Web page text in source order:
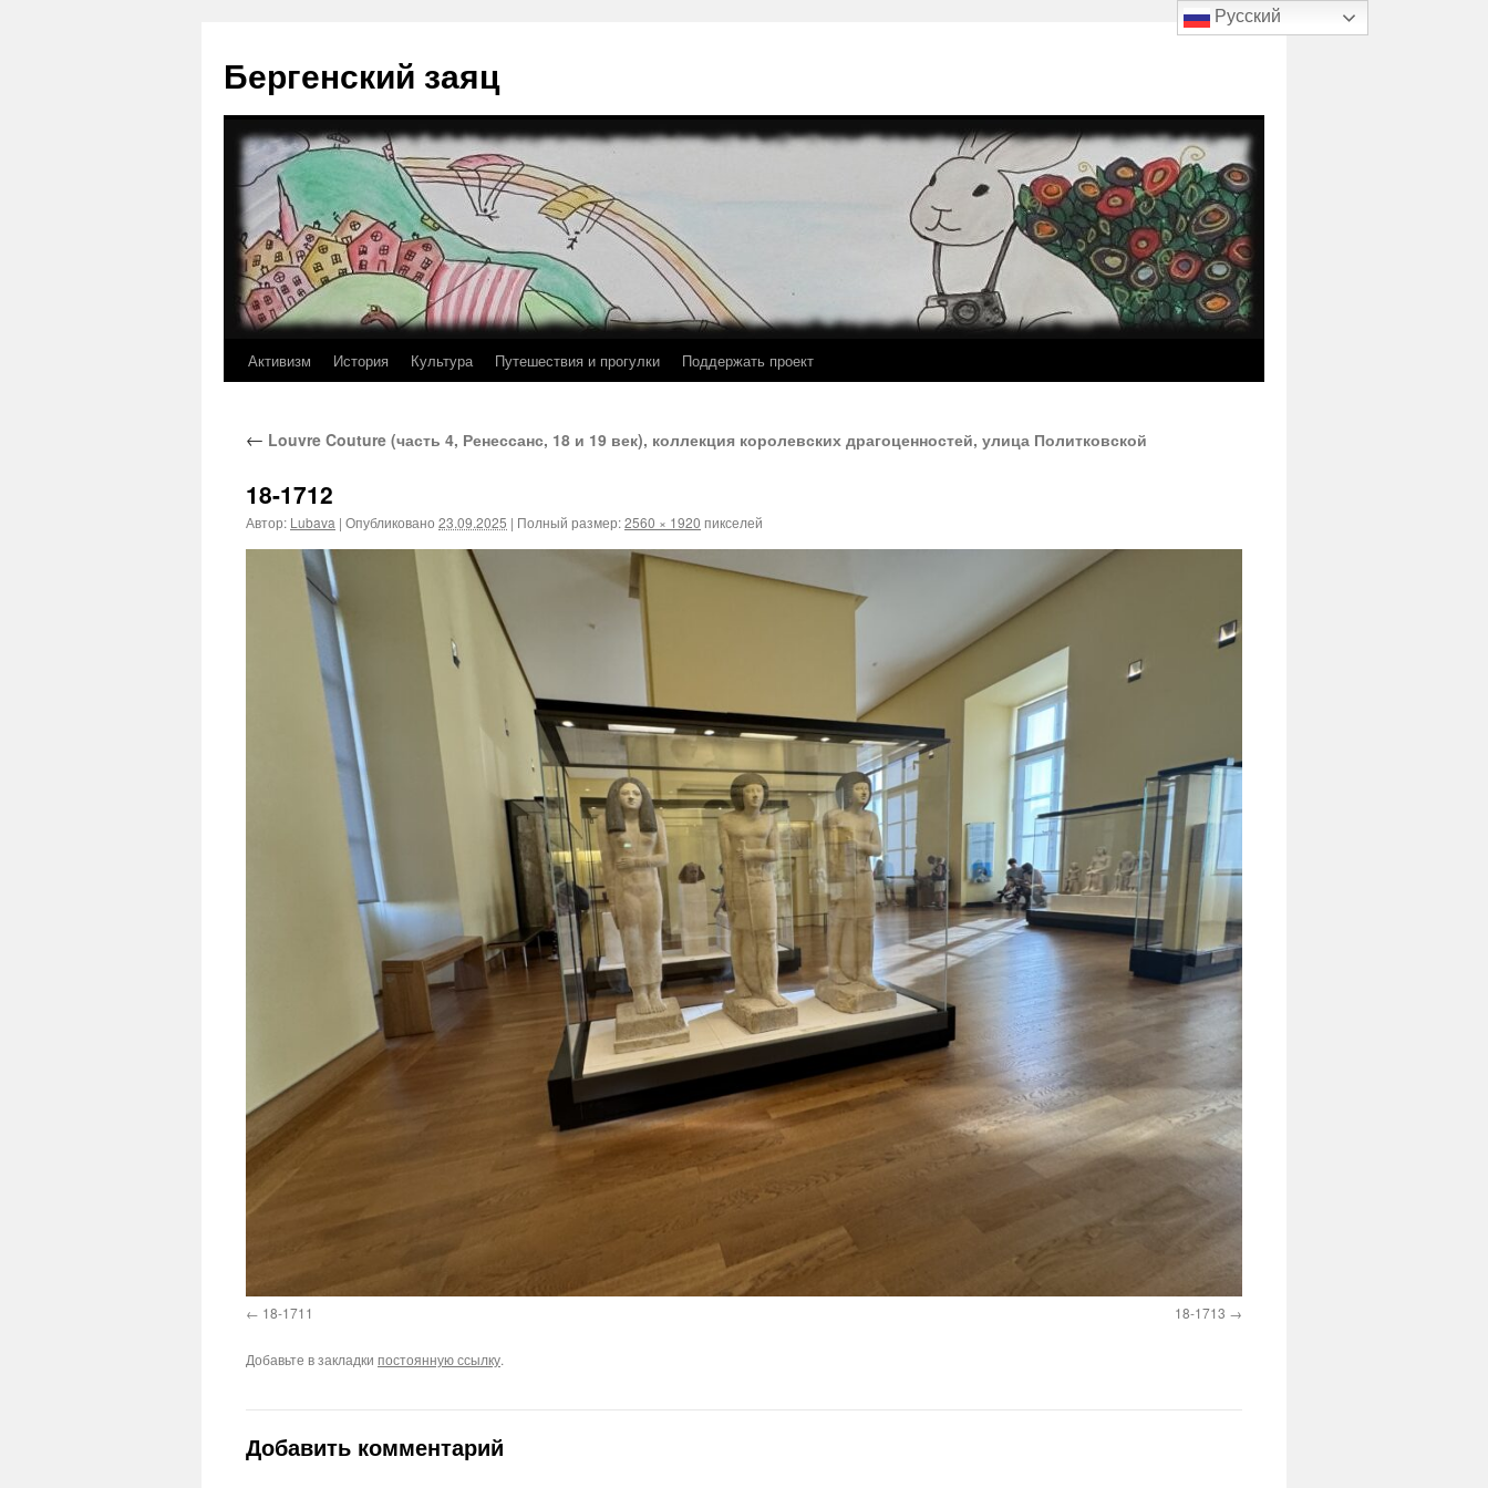
содержимому
Бергенский заяц
Активизм История Культура Путешествия и прогулки Поддержать проект
← Louvre Couture (часть 4, Ренессанс, 18 и 19 век), коллекция королевских драгоценностей, улица Политковской
18-1712
Автор: Lubava | Опубликовано 23.09.2025 | Полный размер:2560 × 1920 пикселей
18-1711 18-1713
Добавьте в закладки постоянную ссылку.
Добавить комментарий
Русский